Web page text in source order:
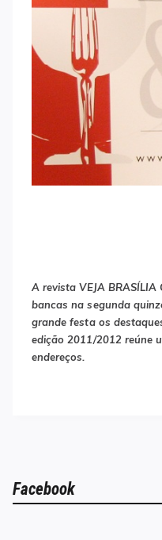
A revista VEJA BRASÍLIA
bancas na segunda
grande festa os
edição 2011/2012 reúne
endereços.
Facebook